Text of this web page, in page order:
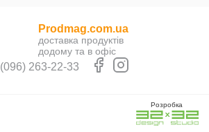
Prodmag.com.ua
доставка продуктів
додому та в офіс
(096) 263-22-33
Розробка